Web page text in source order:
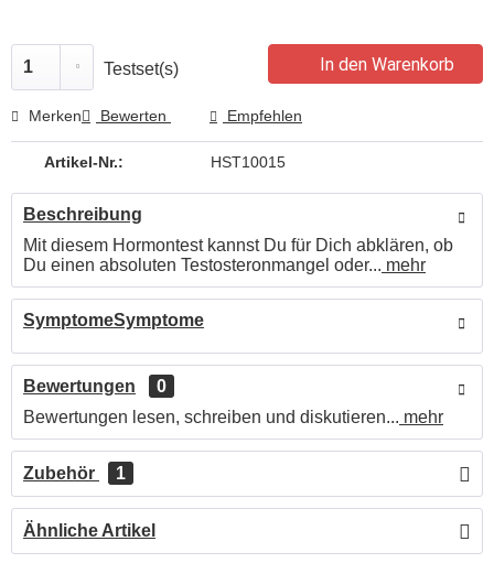
Testset(s) In den Warenkorb
Merken Bewerten Empfehlen
Artikel-Nr.: HST10015
Beschreibung
Mit diesem Hormontest kannst Du für Dich abklären, ob
Du einen absoluten Testosteronmangel oder... mehr
SymptomeSymptome
Bewertungen
0
Bewertungen lesen, schreiben und diskutieren... mehr
Zubehör 1
Ähnliche Artikel